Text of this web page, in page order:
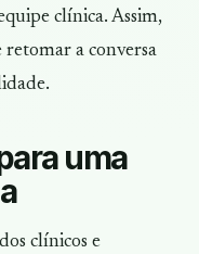
clínica. Assim,
a conversa
uma
clínicos e